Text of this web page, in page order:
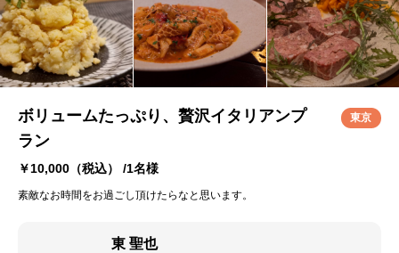
ボリュームたっぷり、贅沢イタリアンプ
ラン
￥10,000 （税込） /1名様
東京
素敵なお時間をお過ごし頂けたらなと思います。
東 聖也